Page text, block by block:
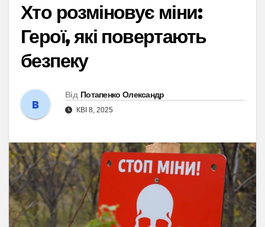
Хто розміновує міни:
Герої, які повертають
безпеку
Від Потапенко Олександр
КВІ 8, 2025